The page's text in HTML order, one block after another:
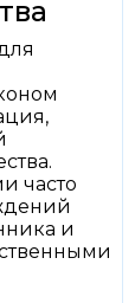
часто
и